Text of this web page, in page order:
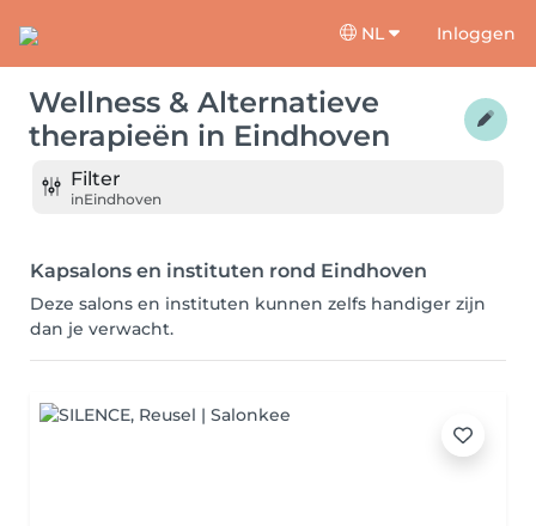
NL Inloggen
Wellness & Alternatieve
therapieën in Eindhoven
Filter
inEindhoven
Kapsalons en instituten rond Eindhoven
Deze salons en instituten kunnen zelfs handiger zijn
dan je verwacht.